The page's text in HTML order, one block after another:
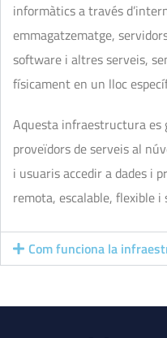
informàtics a través
emmagatzematge,
software i altres serveis,
físicament en un lloc
Aquesta infraestructura es
proveïdors de serveis al
i usuaris accedir a dades i
remota, escalable, flexible i
Com funciona la